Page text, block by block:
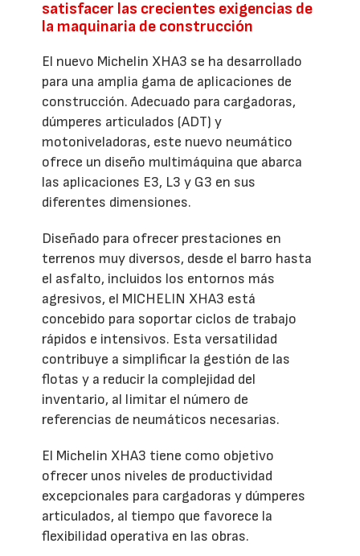
satisfacer las crecientes exigencias de
la maquinaria de construcción
El nuevo Michelin XHA3 se ha desarrollado
para una amplia gama de aplicaciones de
construcción. Adecuado para cargadoras,
dúmperes articulados (ADT) y
motoniveladoras, este nuevo neumático
ofrece un diseño multimáquina que abarca
las aplicaciones E3, L3 y G3 en sus
diferentes dimensiones.
Diseñado para ofrecer prestaciones en
terrenos muy diversos, desde el barro hasta
el asfalto, incluidos los entornos más
agresivos, el MICHELIN XHA3 está
concebido para soportar ciclos de trabajo
rápidos e intensivos. Esta versatilidad
contribuye a simplificar la gestión de las
flotas y a reducir la complejidad del
inventario, al limitar el número de
referencias de neumáticos necesarias.
El Michelin XHA3 tiene como objetivo
ofrecer unos niveles de productividad
excepcionales para cargadoras y dúmperes
articulados, al tiempo que favorece la
flexibilidad operativa en las obras.